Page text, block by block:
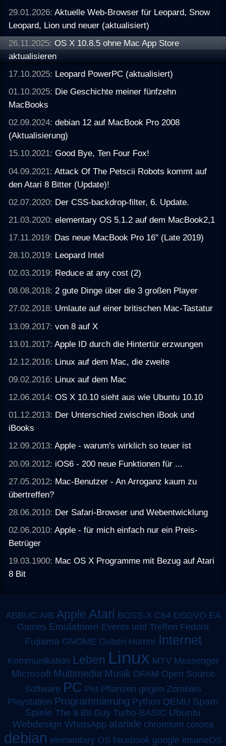
29.01.2026:Aktuelle Web-Browser für Leopard, Snow
Leopard, Lion und neuer (aktualisiert)
26.11.2025:OS X 10.8.5 ohne Mac App Store
aktualisieren
17.10.2025: Leopard PowerPC (aktualisiert)
01.10.2025: Die Geschichte meiner fünfzehn
MacBooks
02.09.2024:debian 12 auf MacBook Pro 2008
(Aktualisierung)
15.10.2021:Good Bye, Ten Four Fox!
04.09.2021:Attack Of The Petscii Robots kommt auf
den Atari 8 Bitter (Update)!
02.07.2020: Der CSS-backdrop-filter, 6. Update.
21.03.2020:elementary OS 5.1.2 auf dem MacBook2,1
17.11.2019: Das neue MacBook Pro 16" (Late 2019)
28.10.2019: Leopard Intel
02.03.2019: Reduce at any cost (2)
08.08.2018:2 gute Dinge über die 3 großen Player
27.02.2018: Umlaute auf einer britischen Mac-Tastatur
13.09.2017:von 8 auf X
13.01.2017:Apple ID durch die Hintertür erzwungen
12.12.2016: Linux auf dem Mac, die zweite
09.02.2016: Linux auf dem Mac
12.06.2014:OS X 10.10 sieht aus wie Ubuntu 10.10
01.12.2013: Der Unterschied zwischen iBook und
iBooks
12.09.2013:Apple - warum's wirklich so teuer ist
20.09.2012: iOS6 - 200 neue Funktionen für ...
27.05.2012: Mac-Benutzer - An Arroganz kaum zu
übertreffen?
28.06.2010: Der Safari-Browser und Webentwicklung
02.06.2010:Apple - für mich einfach nur ein Preis-
Betrüger
19.03.1900: Mac OS X Programme mit Bezug auf Atari
8 Bit
ABBUC AIB Apple Atari BOSS-X C64 DSGVO EA
Games Emulatoren Events und Treffen Fedora
Fujiama GNOME Guben Humor Internet
Kommunikation Leben Linux MTV Messenger
Microsoft Multimedia Musik OFAM Open Source
Software PC Pet Pflanzen gegen Zombies
Playstation Programmierung Python QEMU Spam
Spiele The 8 Bit Guy Turbo-BASIC Ubuntu
Webdesign WhatsApp atarixle chromium corona
debian elementary OS facebook google insaneOS